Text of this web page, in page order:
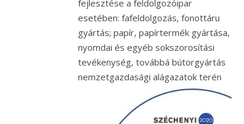
fejlesztése a feldolgozóipar
esetében: fafeldolgozás, fonottáru
gyártás; papír, papírtermék gyártása,
nyomdai és egyéb sokszorosítási
tevékenység, továbbá bútorgyártás
nemzetgazdasági alágazatok terén